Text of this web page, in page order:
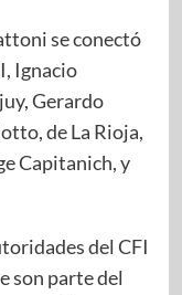
se conectó
Ignacio
Gerardo
de La Rioja,
Capitanich, y
del CFI
son parte del